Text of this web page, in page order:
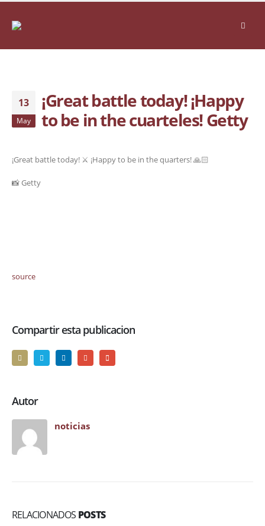
13
May
¡Great battle today! ¡Happy
to be in the cuarteles! Getty
¡Great battle today! ⚔️ ¡Happy to be in the quarters! 🙏🏻
📸 Getty
source
Compartir esta publicacion
Autor
noticias
RELACIONADOS POSTS